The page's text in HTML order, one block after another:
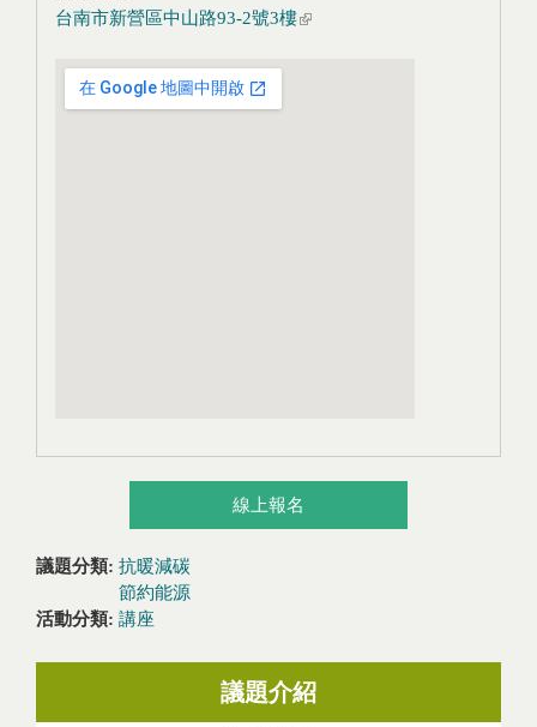
台南市新營區中山路93-2號3樓(link is external)
線上報名
議題分類: 抗暖減碳
節約能源
活動分類: 講座
議題介紹